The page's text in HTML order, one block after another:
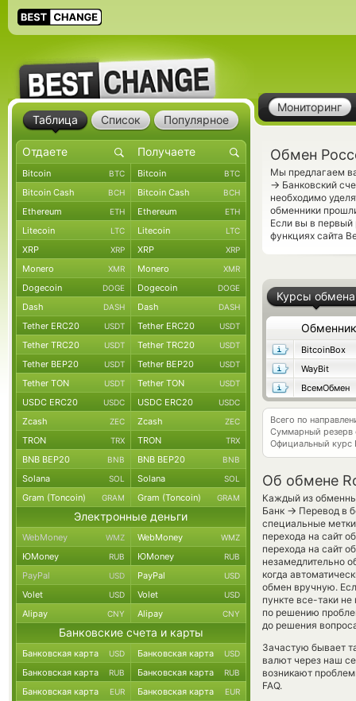
Мониторинг
Обмен
Мы предлагаем
→ Банковский
необходимо
обменники
Если вы в первый
функциях сайта
Курсы обмена
Обменник
BitcoinBox
WayBit
ВсемОбмен
Всего по
Суммарный резерв
Официальный курс
Об обмене
Каждый из
Банк → Перевод в
специальные
перехода на сайт
перехода на сайт
незамедлительно
когда
обмен вручную.
пункте все-таки
по решению
до решения
Зачастую бывает
валют через наш
возникают
FAQ.
Таблица Список Популярное
Bitcoin BTC Bitcoin BTC
Bitcoin Cash BCH Bitcoin Cash BCH
Ethereum ETH Ethereum ETH
Litecoin LTC Litecoin LTC
XRP XRP XRP XRP
Monero XMR Monero XMR
Dogecoin DOGE Dogecoin DOGE
Dash DASH Dash DASH
Tether ERC20 USDT Tether ERC20 USDT
Tether TRC20 USDT Tether TRC20 USDT
Tether BEP20 USDT Tether BEP20 USDT
Tether TON USDT Tether TON USDT
USDC ERC20 USDC USDC ERC20 USDC
Zcash ZEC Zcash ZEC
TRON TRX TRON TRX
BNB BEP20 BNB BNB BEP20 BNB
Solana SOL Solana SOL
Gram (Toncoin) GRAM Gram (Toncoin) GRAM
Электронные деньги
WebMoney WMZ WebMoney WMZ
ЮMoney RUB ЮMoney RUB
PayPal USD PayPal USD
Volet USD Volet USD
Alipay CNY Alipay CNY
Банковские счета и карты
Банковская карта USD Банковская карта USD
Банковская карта RUB Банковская карта RUB
Банковская карта EUR Банковская карта EUR